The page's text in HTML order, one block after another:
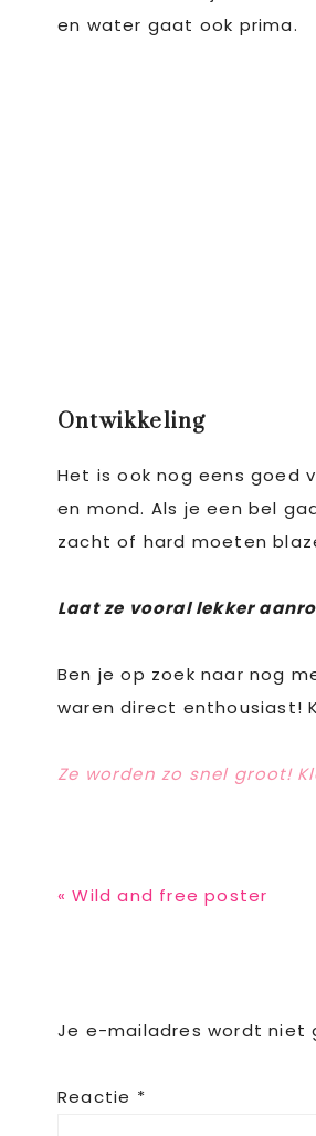
en water gaat ook prima.
Ontwikkeling
Het is ook nog eens goed
en mond. Als je een bel
zacht of hard moeten
Laat ze vooral lekker
Ben je op zoek naar nog
waren direct enthousiast!
Ze worden zo snel groot!
Previous
« Wild and free poster
Je e-mailadres wordt niet
Reactie *